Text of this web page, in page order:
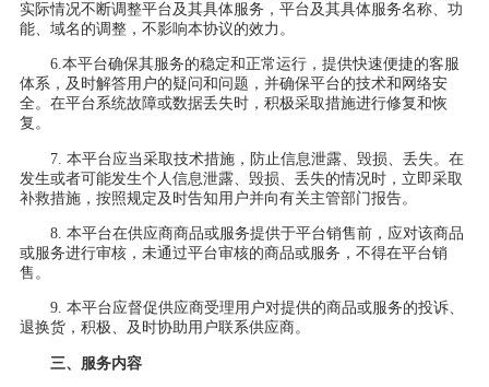
实际情况不断调整平台及其具体服务，平台及其具体服务名称、功
能、域名的调整，不影响本协议的效力。
6.本平台确保其服务的稳定和正常运行，提供快速便捷的客服
体系，及时解答用户的疑问和问题，并确保平台的技术和网络安
全。在平台系统故障或数据丢失时，积极采取措施进行修复和恢
复。
7. 本平台应当采取技术措施，防止信息泄露、毁损、丢失。在
发生或者可能发生个人信息泄露、毁损、丢失的情况时，立即采取
补救措施，按照规定及时告知用户并向有关主管部门报告。
8. 本平台在供应商商品或服务提供于平台销售前，应对该商品
或服务进行审核，未通过平台审核的商品或服务，不得在平台销
售。
9. 本平台应督促供应商受理用户对提供的商品或服务的投诉、
退换货，积极、 及时协助用户联系供应商。
三、服务内容